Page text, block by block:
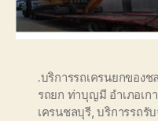
.บริการรถเครนยกของช
รถยก ท่าบุญมี อำเภอเก
เครนชลบุรี,บริการรถรั